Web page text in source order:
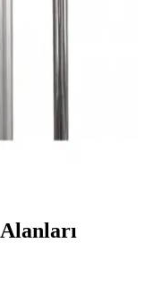
için komut şeritleri,
detaylı şekilde ele
çözümleri
Askı Çok
fonksiyonlu, dayanıklı